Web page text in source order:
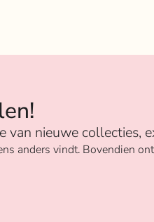
nieuwe collecties,
anders vindt. Bovendien